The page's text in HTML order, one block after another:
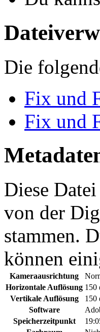
Die
Fix und
Fix und
Diese
von der
stammen.
können
Kameraausrichtung
Horizontale Auflösung 150
Vertikale Auflösung
150
Software
Speicherzeitpunkt